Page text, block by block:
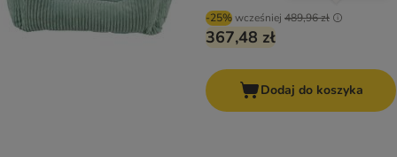
-25%wcześniej 489,96 zł
367,48 zł
Dodaj do koszyka